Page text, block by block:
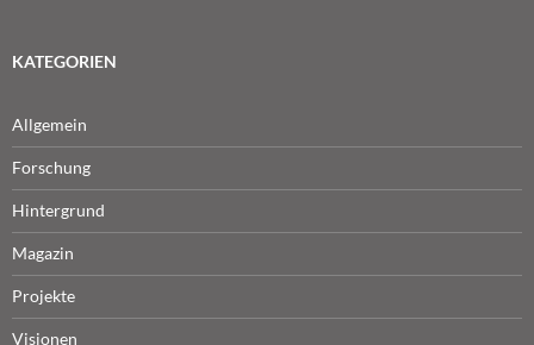
KATEGORIEN
Allgemein
Forschung
Hintergrund
Magazin
Projekte
Visionen